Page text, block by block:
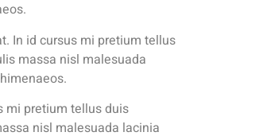
In id cursus mi pretium tellus
massa nisl malesuada
mi pretium tellus duis
nisl malesuada lacinia